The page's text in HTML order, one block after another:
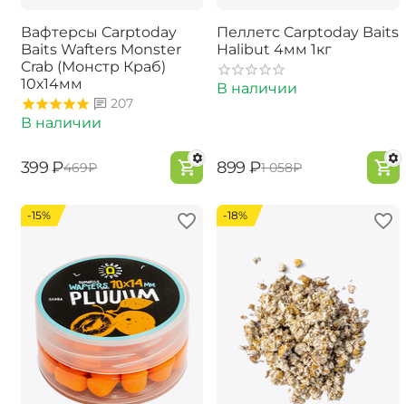
Вафтерсы Carptoday
Baits Wafters Monster
Crab (Монстр Краб)
10х14мм
207
В наличии
‍399‍ ₽‍469‍₽
Пеллетс Carptoday Baits
Halibut 4мм 1кг
В наличии
‍899‍ ₽‍1 058‍₽
-15% -18%